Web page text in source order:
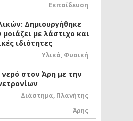
Εκπαίδευση
Δημιουργήθηκε
με λάστιχο και
ιδιότητες
Υλικά, Φυσική
στον Άρη με την
Διάστημα, Πλανήτης
Άρης